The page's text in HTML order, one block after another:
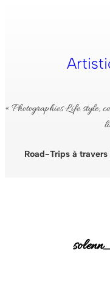
« Photographies Life style,
Road-Trips à